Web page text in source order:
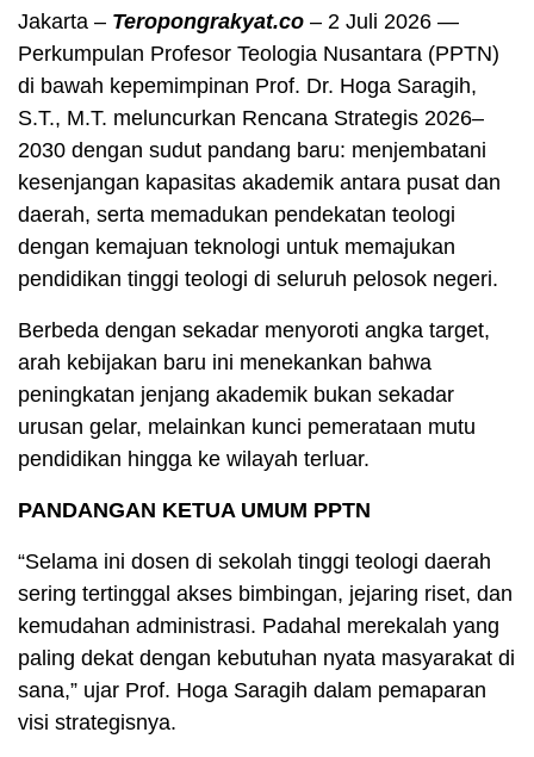
Jakarta – Teropongrakyat.co – 2 Juli 2026 —
Perkumpulan Profesor Teologia Nusantara (PPTN)
di bawah kepemimpinan Prof. Dr. Hoga Saragih,
S.T., M.T. meluncurkan Rencana Strategis 2026–
2030 dengan sudut pandang baru: menjembatani
kesenjangan kapasitas akademik antara pusat dan
daerah, serta memadukan pendekatan teologi
dengan kemajuan teknologi untuk memajukan
pendidikan tinggi teologi di seluruh pelosok negeri.
Berbeda dengan sekadar menyoroti angka target,
arah kebijakan baru ini menekankan bahwa
peningkatan jenjang akademik bukan sekadar
urusan gelar, melainkan kunci pemerataan mutu
pendidikan hingga ke wilayah terluar.
PANDANGAN KETUA UMUM PPTN
“Selama ini dosen di sekolah tinggi teologi daerah
sering tertinggal akses bimbingan, jejaring riset, dan
kemudahan administrasi. Padahal merekalah yang
paling dekat dengan kebutuhan nyata masyarakat di
sana,” ujar Prof. Hoga Saragih dalam pemaparan
visi strategisnya.